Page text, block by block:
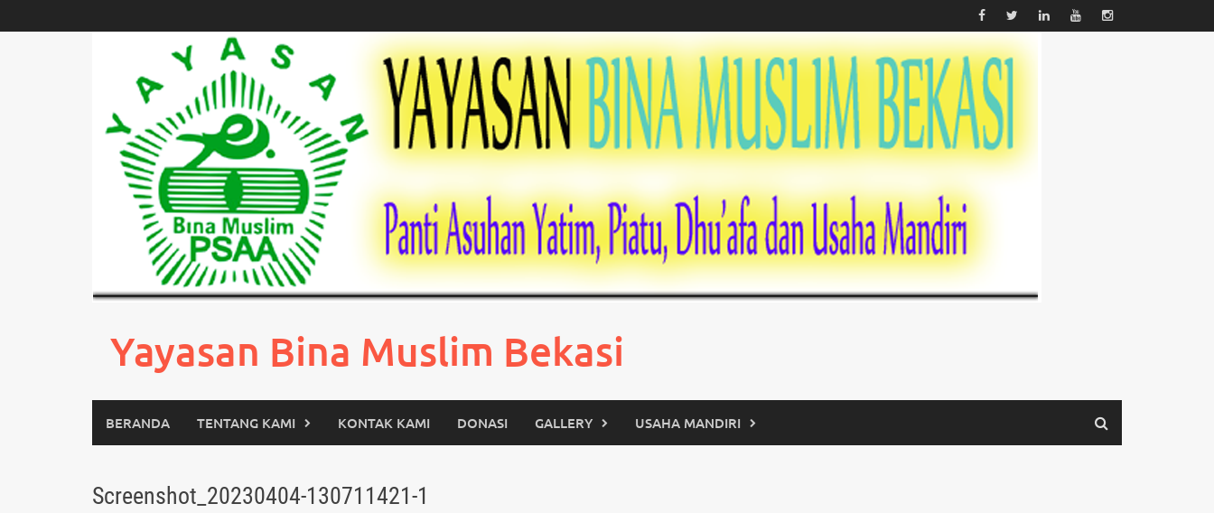
to
Yayasan Bina Muslim Bekasi
BERANDA TENTANG KAMI KONTAK KAMI DONASI GALLERY USAHA MANDIRI
Screenshot_20230404-130711421-1